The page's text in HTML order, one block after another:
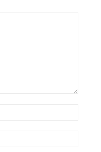
почта:*